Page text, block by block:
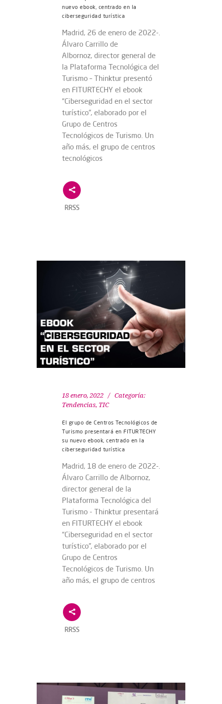
nuevo ebook, centrado en la
ciberseguridad turística
Madrid, 26 de enero de 2022-.
Álvaro Carrillo de
Albornoz, director general de
la Plataforma Tecnológica del
Turismo – Thinktur presentó
en FITURTECHY el ebook
“Ciberseguridad en el sector
turístico”, elaborado por el
Grupo de Centros
Tecnológicos de Turismo. Un
año más, el grupo de centros
tecnológicos
RRSS
18 enero, 2022
Categoría:
Tendencias, TIC
El grupo de Centros Tecnológicos de
Turismo presentará en FITURTECHY
su nuevo ebook, centrado en la
ciberseguridad turística
Madrid, 18 de enero de 2022-.
Álvaro Carrillo de Albornoz,
director general de la
Plataforma Tecnológica del
Turismo - Thinktur presentará
en FITURTECHY el ebook
“Ciberseguridad en el sector
turístico”, elaborado por el
Grupo de Centros
Tecnológicos de Turismo. Un
año más, el grupo de centros
RRSS